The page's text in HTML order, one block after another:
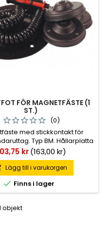
FÖR MAGNETFÄSTE (1
ST.)
(0)
med stickkontakt för
Typ BM. Hållarplatta
Kabel-utdragen. Längd 2
Kontakten har lysdiod med
Magnetfäste säljs även
magnetfot: 88 mm.
platta: 170 mm.
kr(163,00 kr)
Lägg till i varukorgen
 Finns i lager
objekt